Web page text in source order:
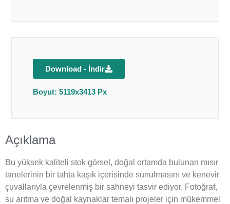
Download - İndir
Boyut: 5119x3413 Px
Açıklama
Bu yüksek kaliteli stok görsel, doğal ortamda bulunan mısır
tanelerinin bir tahta kaşık içerisinde sunulmasını ve kenevir
çuvallarıyla çevrelenmiş bir sahneyi tasvir ediyor. Fotoğraf,
su arıtma ve doğal kaynaklar temalı projeler için mükemmel